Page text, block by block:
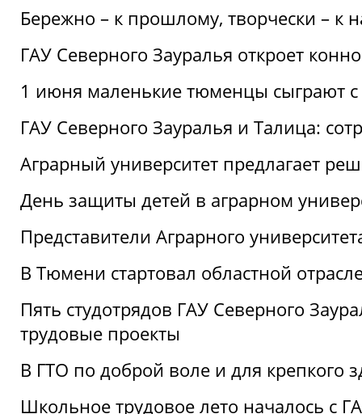
Бережно – к прошлому, творчески – к
ГАУ Северного Зауралья откроет
1 июня маленькие тюменцы сыграют с
ГАУ Северного Зауралья и Талица:
Аграрный университет предлагает
День защиты детей в аграрном
Представители Аграрного
В Тюмени стартовал областной
Пять студотрядов ГАУ Северного
трудовые проекты
В ГТО по доброй воле и для крепкого
Школьное трудовое лето началось с